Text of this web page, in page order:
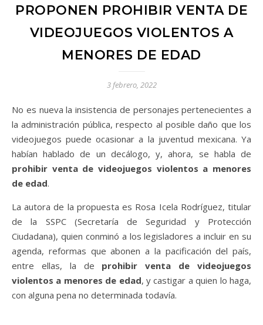
PROPONEN PROHIBIR VENTA DE
VIDEOJUEGOS VIOLENTOS A
MENORES DE EDAD
3 febrero, 2022
No es nueva la insistencia de personajes pertenecientes a
la administración pública, respecto al posible daño que los
videojuegos puede ocasionar a la juventud mexicana. Ya
habían hablado de un decálogo, y, ahora, se habla de
prohibir venta de videojuegos violentos a menores
de edad.
La autora de la propuesta es Rosa Icela Rodríguez, titular
de la SSPC (Secretaría de Seguridad y Protección
Ciudadana), quien conminó a los legisladores a incluir en su
agenda, reformas que abonen a la pacificación del país,
entre ellas, la de prohibir venta de videojuegos
violentos a menores de edad, y castigar a quien lo haga,
con alguna pena no determinada todavía.